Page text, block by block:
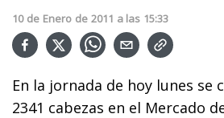
10 de Enero de 2011 a las 15:33
En la jornada de hoy lunes se
2341 cabezas en el Mercado